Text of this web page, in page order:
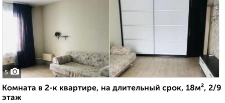
5
Комната в 2-к квартире, на длительный срок, 18м², 2/9
этаж